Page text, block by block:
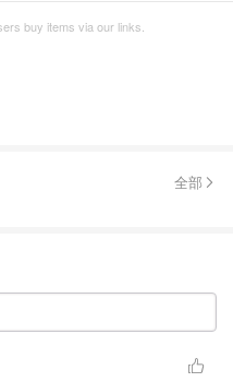
buy items via our links.
全部